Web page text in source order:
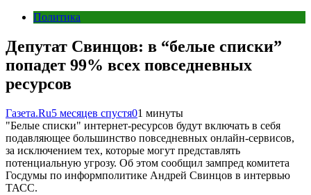
Политика
Депутат Свинцов: в “белые списки”
попадет 99% всех повседневных
ресурсов
Газета.Ru5 месяцев спустя01 минуты
"Белые списки" интернет-ресурсов будут включать в себя
подавляющее большинство повседневных онлайн-сервисов,
за исключением тех, которые могут представлять
потенциальную угрозу. Об этом сообщил зампред комитета
Госдумы по информполитике Андрей Свинцов в интервью
ТАСС.